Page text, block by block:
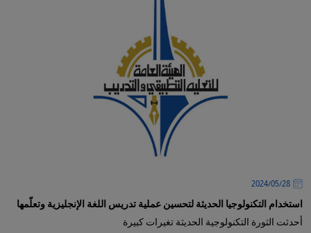
28‏/05‏/2024
استخدام التكنولوجيا الحديثة لتحسين عملية تدريس اللغة الإنجليزية وتعلّمها
أحدثت الثورة التكنولوجية الحديثة تغيرات كبيرة